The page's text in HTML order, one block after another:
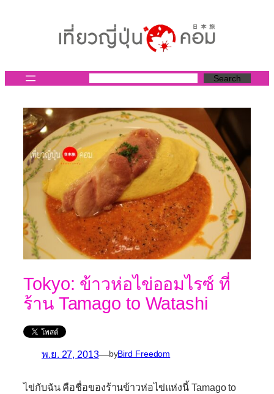
Search
Tokyo: ข้าวห่อไข่ออมไรซ์ ที่
ร้าน Tamago to Watashi
พ.ย. 27, 2013—byBird Freedom
ไข่กับฉัน คือชื่อของร้านข้าวห่อไข่แห่งนี้ Tamago to